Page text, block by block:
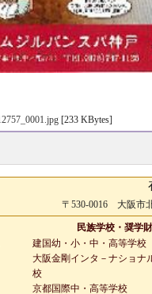
[233 KBytes]
〒530-0016 大阪市
民族学校・奨学
建国幼・小・中・高等学校
大阪金剛インタ－ナショナ
校
京都国際中・高等学校